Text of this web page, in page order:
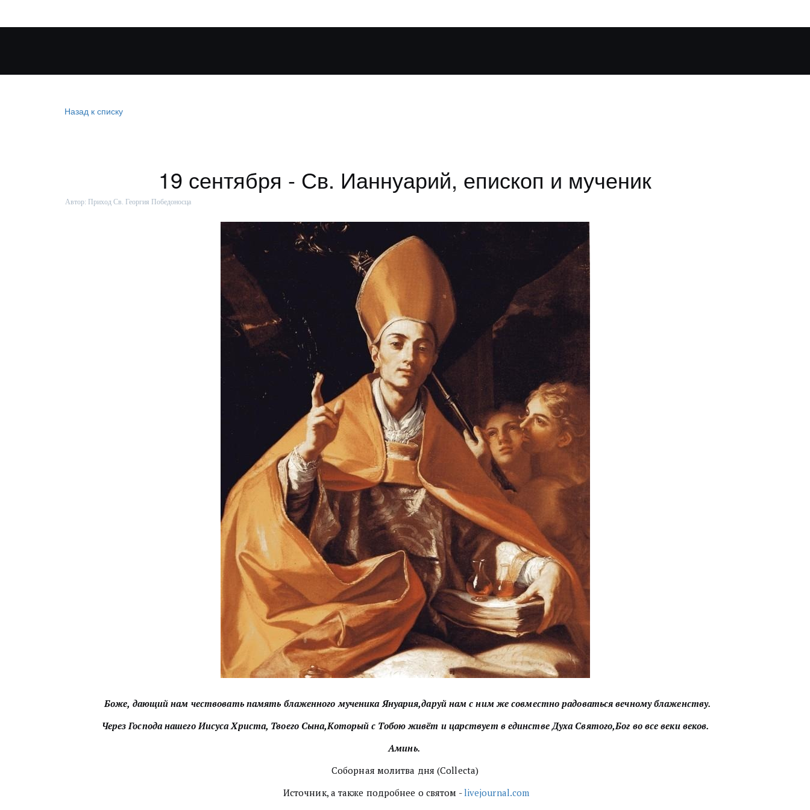
Назад к списку
19 сентября - Св. Ианнуарий, епископ и мученик
Автор: Приход Св. Георгия Победоносца
Боже, дающий нам чествовать память блаженного мученика Януария,даруй нам с ним же совместно радоваться вечному блаженству.
Через Господа нашего Иисуса Христа, Твоего Сына,Который с Тобою живёт и царствует в единстве Духа Святого,Бог во все веки веков.
Аминь.
Соборная молитва дня (Collecta)
Источник, а также подробнее о святом -livejournal.com